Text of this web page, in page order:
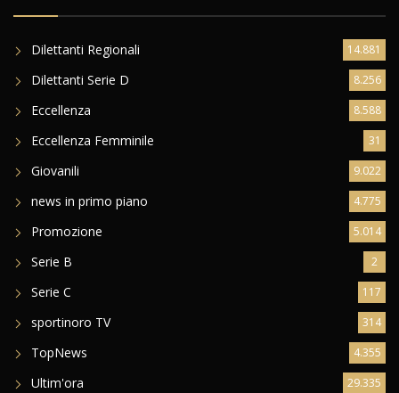
Dilettanti Regionali 14.881
Dilettanti Serie D 8.256
Eccellenza 8.588
Eccellenza Femminile 31
Giovanili 9.022
news in primo piano 4.775
Promozione 5.014
Serie B 2
Serie C 117
sportinoro TV 314
TopNews 4.355
Ultim'ora 29.335